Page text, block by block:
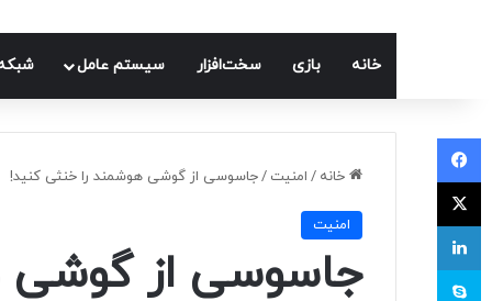
خانه بازی سخت‌افزار سيستم عامل
خانه / امنيت /جاسوسی از گوشی هوشمند را خنثی کنید!
امنيت
جاسوسی از گوشی
فیسبوک